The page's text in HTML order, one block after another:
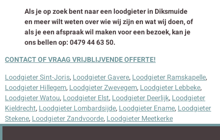
Als je op zoek bent naar een loodgieter in Diksmuide
en meer wilt weten over wie wij zijn en wat wij doen, of
als je een afspraak wil maken voor een bezoek, kan je
ons bellen op: 0479 44 63 50.
CONTACT OF VRAAG VRIJBLIJVENDE OFFERTE!
Loodgieter Sint-Joris, Loodgieter Gavere, Loodgieter Ramskapelle,
Loodgieter Hillegem, Loodgieter Zwevegem, Loodgieter Lebbeke,
Loodgieter Watou, Loodgieter Elst, Loodgieter Deerlijk, Loodgieter
Kieldrecht, Loodgieter Lombardsijde, Loodgieter Ename, Loodgieter
Stekene, Loodgieter Zandvoorde, Loodgieter Meetkerke